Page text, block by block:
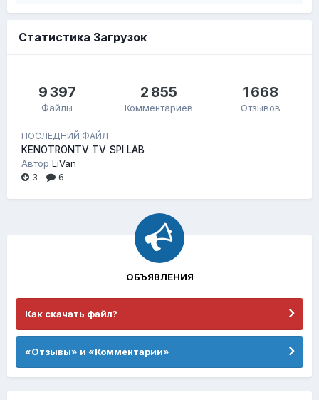
Статистика Загрузок
9 397
Файлы
2 855
Комментариев
1 668
Отзывов
ПОСЛЕДНИЙ ФАЙЛ
KENOTRONTV TV SPI LAB
Автор LiVan
3
6
ОБЪЯВЛЕНИЯ
Как скачать файл?
«Отзывы» и «Комментарии»